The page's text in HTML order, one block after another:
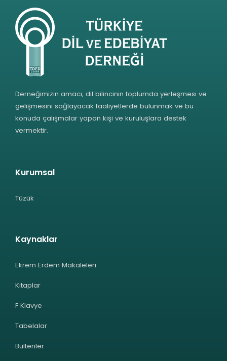
Derneğimizin amacı, dil bilincinin toplumda yerleşmesi ve
gelişmesini sağlayacak faaliyetlerde bulunmak ve bu
konuda çalışmalar yapan kişi ve kuruluşlara destek
vermektir.
Kurumsal
Tüzük
Kaynaklar
Ekrem Erdem Makaleleri
Kitaplar
F Klavye
Tabelalar
Bültenler